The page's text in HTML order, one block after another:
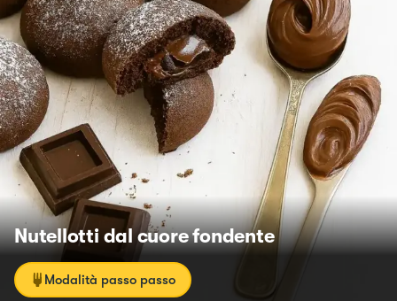
Nutellotti dal cuore fondente
Modalità passo passo